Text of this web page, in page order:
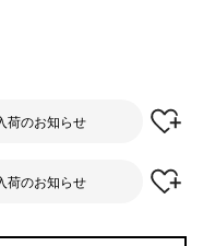
荷のお知らせ
荷のお知らせ